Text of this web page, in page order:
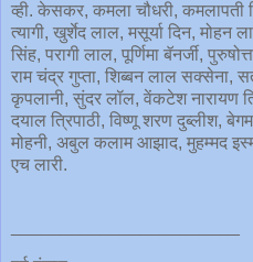
व्ही. केसकर, कमला चौधरी, कमलापती
त्यागी, खुर्शेद लाल, मसूर्या दिन,
सिंह, परागी लाल, पूर्णिमा बॅनर्जी,
राम चंद्र गुप्ता, शिब्बन लाल सक्सेना,
कृपलानी, सुंदर लॉल, वेंकटेश नारायण
दयाल त्रिपाठी, विष्णू शरण दुब्लीश,
मोहनी, अबुल कलाम आझाद, मुहम्मद
एच लारी.